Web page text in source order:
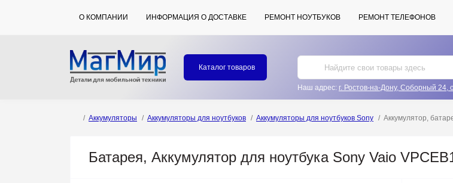
О КОМПАНИИ ИНФОРМАЦИЯ О ДОСТАВКЕ РЕМОНТ НОУТБУКОВ РЕМОНТ ТЕЛЕФОНОВ
Каталог товаров
Наш адрес: г. Ростов-на-Дону, Соборный 24,
Аккумуляторы Аккумуляторы для ноутбуков Аккумуляторы для ноутбуков Sony Аккумулятор,
Батарея, Аккумулятор для ноутбука Sony Vaio